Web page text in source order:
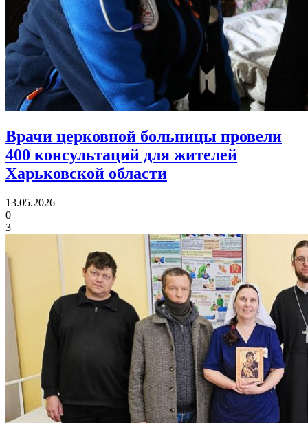
Врачи церковной больницы провели
400 консультаций для жителей
Харьковской области
13.05.2026
0
3